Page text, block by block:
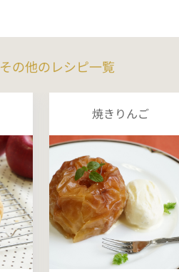
その他のレシピ一覧
焼きりんご